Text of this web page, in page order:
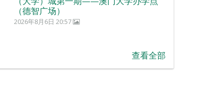
（德智广场）
2026年8月6日 20:57
查看全部